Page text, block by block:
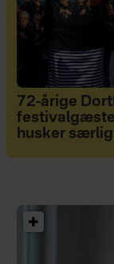
72-årige
husker